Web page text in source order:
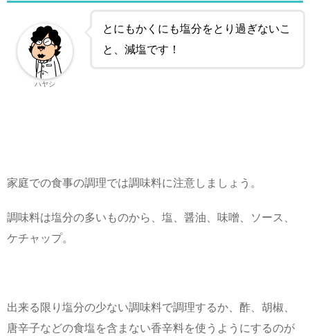
とにもかくにも塩分をとり過ぎないこ
と、減塩です！
ハヤシ
家庭での食事の調理では調味料に注意しましょう。
調味料は塩分の多いものから、塩、醤油、味噌、ソース、
ケチャップ。
出来る限り塩分の少ない調味料で調理するか、酢、胡椒、
唐辛子などの食塩を含まない香辛料を使うようにするのが